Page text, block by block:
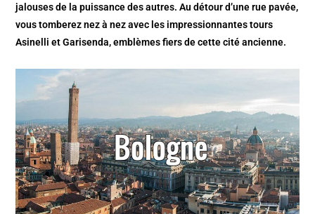
jalouses de la puissance des autres. Au détour d’une rue pavée,
vous tomberez nez à nez avec les impressionnantes tours
Asinelli et Garisenda, emblèmes fiers de cette cité ancienne.